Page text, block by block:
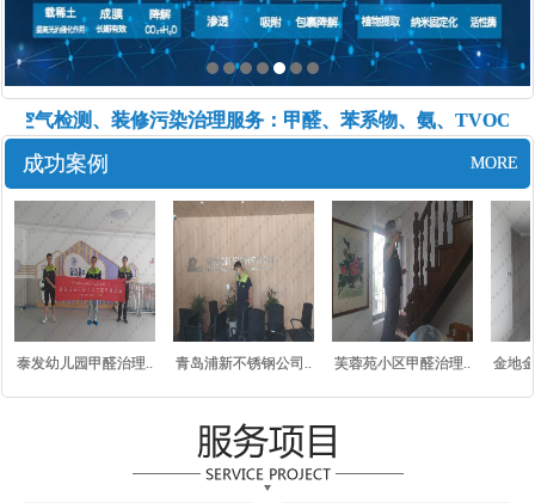
气检测、装修污染治理服务：甲醛、苯系物、氨、TVOC等
成功案例 MORE
泰发幼儿园甲醛治理.. 青岛浦新不锈钢公司.. 芙蓉苑小区甲醛治理.. 金地